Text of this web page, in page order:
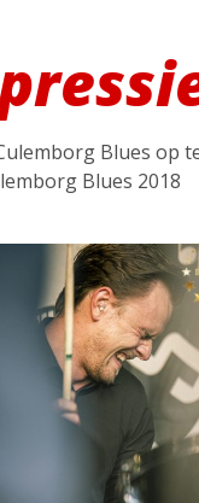
Blues op
Blues 2018